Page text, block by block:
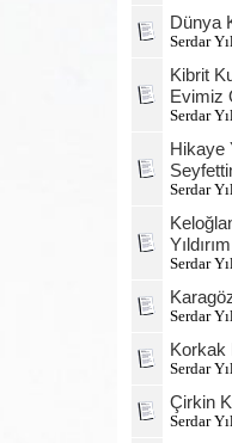
Dünya
Serdar
Kibrit
Evimiz
Serdar
Hikaye
Serdar
Yıldırım
Serdar
Serdar
Korkak
Serdar
Çirkin
Serdar